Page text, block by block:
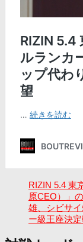
RIZIN 5.4 東
原CEO）」
雄、シビサ
ー級王座決